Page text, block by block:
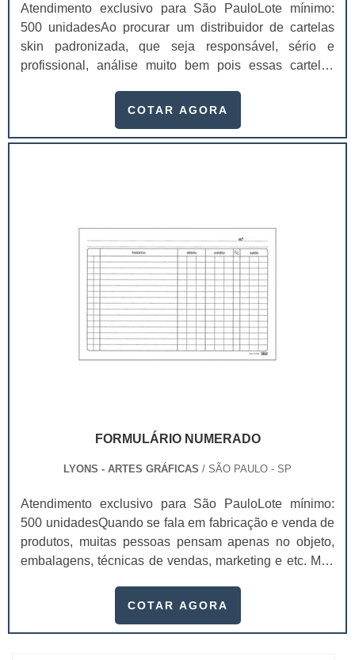
Atendimento exclusivo para São PauloLote mínimo:
500 unidadesAo procurar um distribuidor de cartelas
skin padronizada, que seja responsável, sério e
profissional, análise muito bem pois essas cartelas
produto.A busca por empresas sérias para adquirir esse
podem assegurar aos clientes características pontuais
COTAR AGORA
FORMULÁRIO NUMERADO
LYONS - ARTES GRÁFICAS / SÃO PAULO - SP
Atendimento exclusivo para São PauloLote mínimo:
500 unidadesQuando se fala em fabricação e venda de
produtos, muitas pessoas pensam apenas no objeto,
embalagens, técnicas de vendas, marketing e etc. Mas
e logística adequada, esses esforços podem não valer
um papel de destaque muito abrangente, pois este item,
COTAR AGORA